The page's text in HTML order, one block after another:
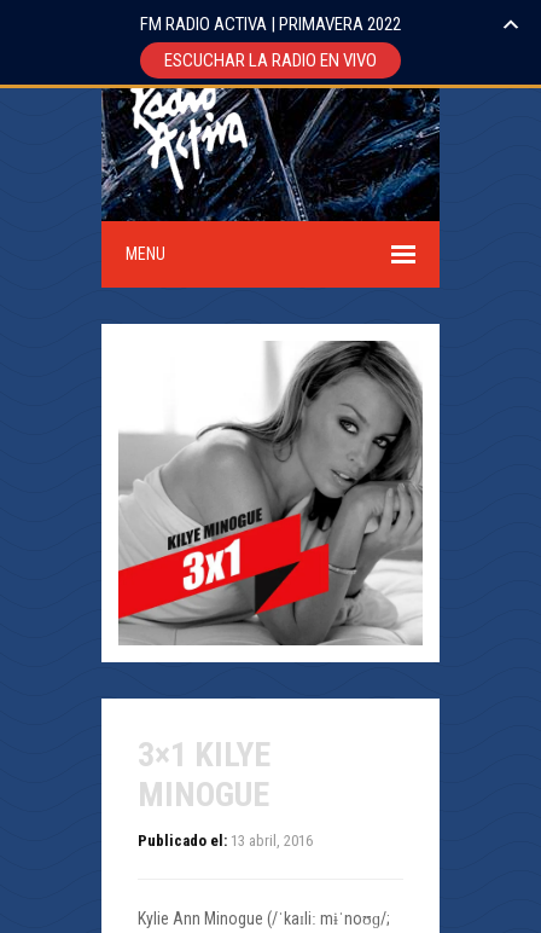
MENU
3×1 KILYE
MINOGUE
Publicado el: 13 abril, 2016
Kylie Ann Minogue (/ˈkaɪliː mɨˈnoʊɡ/;
FM RADIO ACTIVA | PRIMAVERA 2022
ESCUCHAR LA RADIO EN VIVO